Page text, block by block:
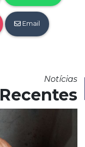
Email
Notícias
Recentes